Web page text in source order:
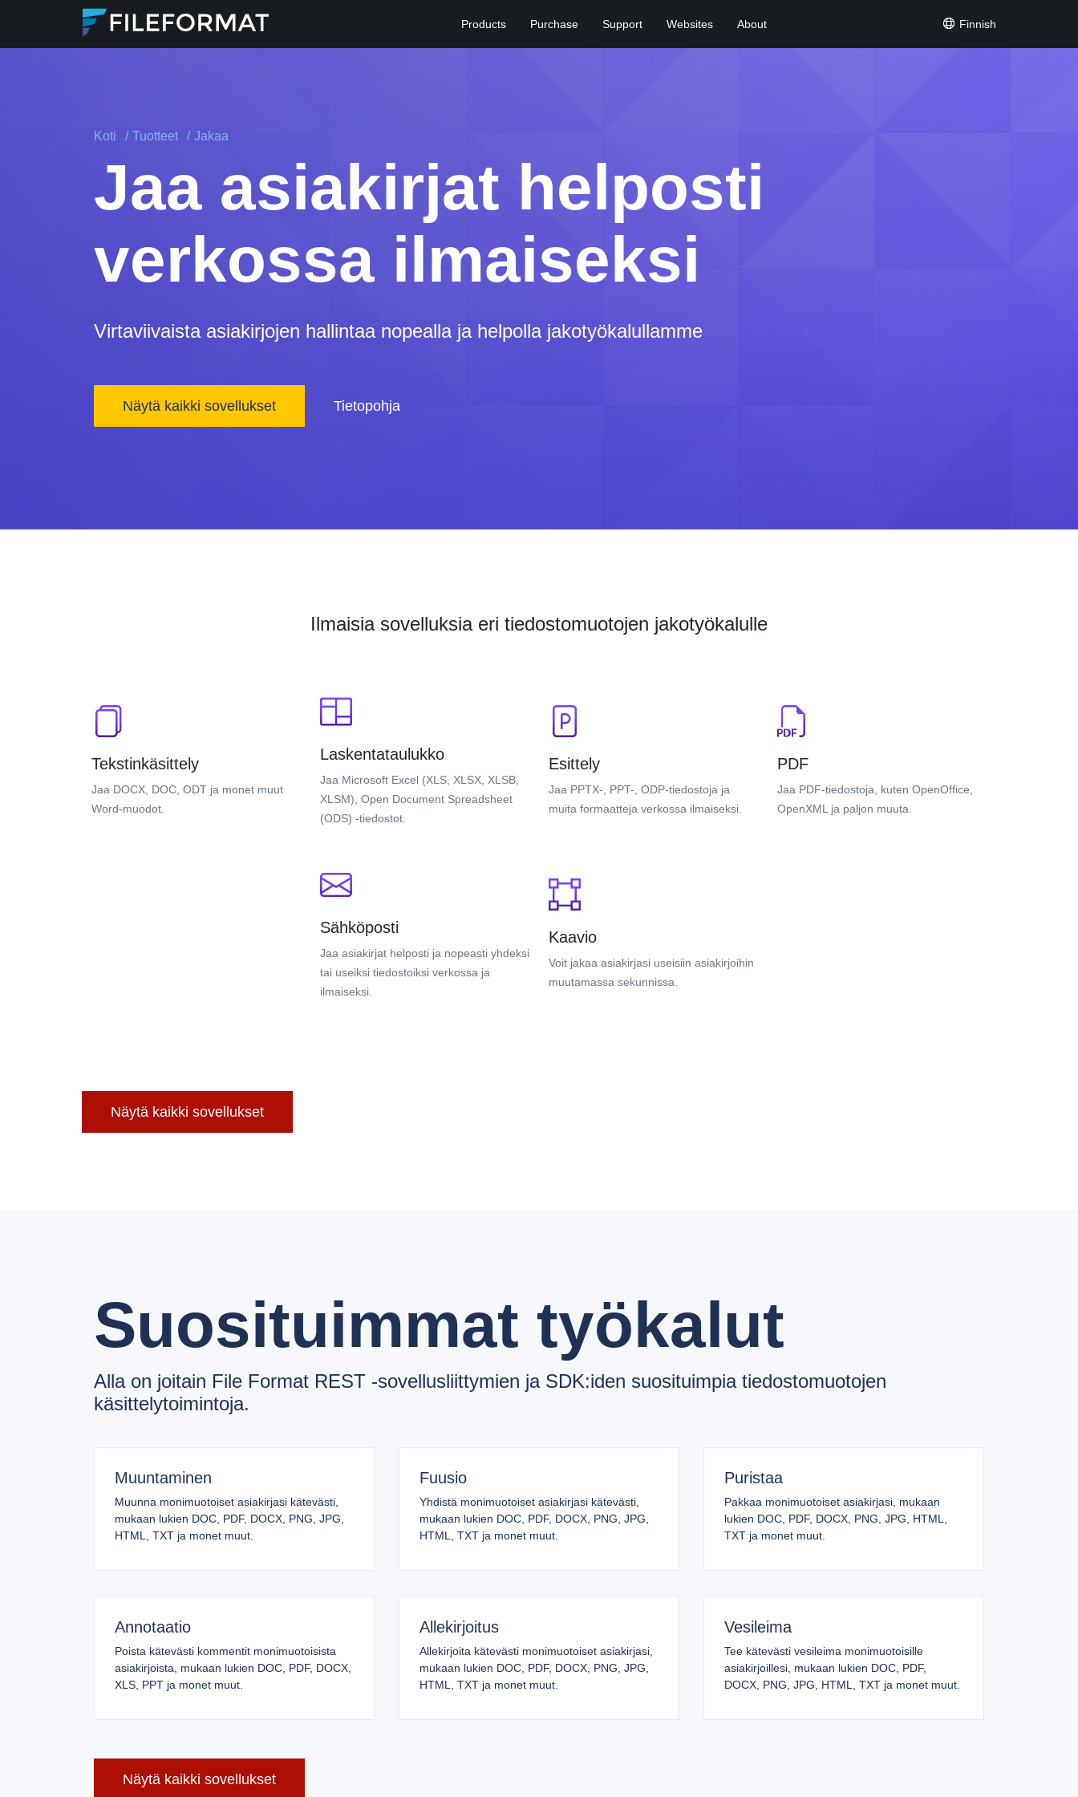
Products Purchase Support Websites About Finnish
Koti Tuotteet Jakaa
Jaa asiakirjat helposti
verkossa ilmaiseksi
Virtaviivaista asiakirjojen hallintaa nopealla ja helpolla jakotyökalullamme
Näytä kaikki sovellukset Tietopohja
Ilmaisia sovelluksia eri tiedostomuotojen jakotyökalulle
Tekstinkäsittely
Jaa DOCX, DOC, ODT ja monet muut
Word-muodot.
Laskentataulukko
Jaa Microsoft Excel (XLS, XLSX, XLSB,
XLSM), Open Document Spreadsheet
(ODS) -tiedostot.
Esittely
Jaa PPTX-, PPT-, ODP-tiedostoja ja
muita formaatteja verkossa ilmaiseksi.
PDF
Jaa PDF-tiedostoja, kuten OpenOffice,
OpenXML ja paljon muuta.
Sähköposti
Jaa asiakirjat helposti ja nopeasti yhdeksi
tai useiksi tiedostoiksi verkossa ja
ilmaiseksi.
Kaavio
Voit jakaa asiakirjasi useisiin asiakirjoihin
muutamassa sekunnissa.
Näytä kaikki sovellukset
Suosituimmat työkalut
Alla on joitain File Format REST -sovellusliittymien ja SDK:iden suosituimpia tiedostomuotojen
käsittelytoimintoja.
Muuntaminen
Muunna monimuotoiset asiakirjasi kätevästi,
mukaan lukien DOC, PDF, DOCX, PNG, JPG,
HTML, TXT ja monet muut.
Fuusio
Yhdistä monimuotoiset asiakirjasi kätevästi,
mukaan lukien DOC, PDF, DOCX, PNG, JPG,
HTML, TXT ja monet muut.
Puristaa
Pakkaa monimuotoiset asiakirjasi, mukaan
lukien DOC, PDF, DOCX, PNG, JPG, HTML,
TXT ja monet muut.
Annotaatio
Poista kätevästi kommentit monimuotoisista
asiakirjoista, mukaan lukien DOC, PDF, DOCX,
XLS, PPT ja monet muut.
Allekirjoitus
Allekirjoita kätevästi monimuotoiset asiakirjasi,
mukaan lukien DOC, PDF, DOCX, PNG, JPG,
HTML, TXT ja monet muut.
Vesileima
Tee kätevästi vesileima monimuotoisille
asiakirjoillesi, mukaan lukien DOC, PDF,
DOCX, PNG, JPG, HTML, TXT ja monet muut.
Näytä kaikki sovellukset